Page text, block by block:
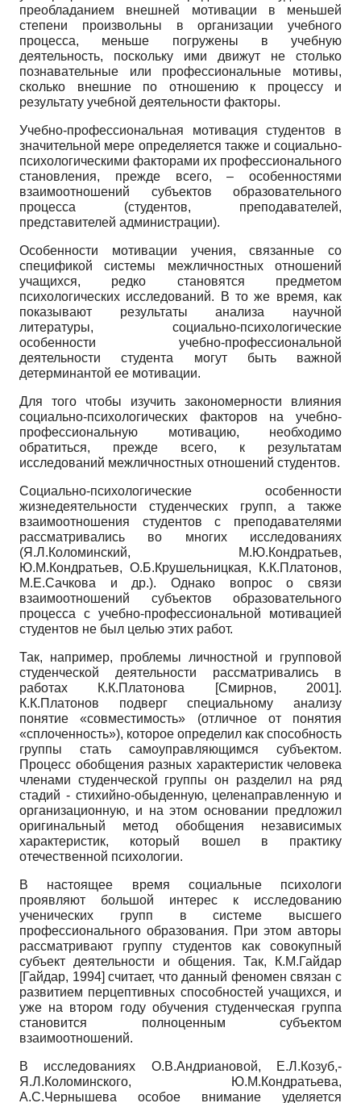
преобладанием внешней мотивации в меньшей
степени произвольны в организации учебного
процесса, меньше погружены в учебную
деятельность, поскольку ими движут не столько
познавательные или профессиональные мотивы,
сколько внешние по отношению к процессу и
результату учебной деятельности факторы.
Учебно-профессиональная мотивация студентов в
значительной мере определяется также и социально-
психологическими факторами их профессионального
становления, прежде всего, – особенностями
взаимоотношений субъектов образовательного
процесса (студентов, преподавателей,
представителей администрации).
Особенности мотивации учения, связанные со
спецификой системы межличностных отношений
учащихся, редко становятся предметом
психологических исследований. В то же время, как
показывают результаты анализа научной
литературы, социально-психологические
особенности учебно-профессиональной
деятельности студента могут быть важной
детерминантой ее мотивации.
Для того чтобы изучить закономерности влияния
социально-психологических факторов на учебно-
профессиональную мотивацию, необходимо
обратиться, прежде всего, к результатам
исследований межличностных отношений студентов.
Социально-психологические особенности
жизнедеятельности студенческих групп, а также
взаимоотношения студентов с преподавателями
рассматривались во многих исследованиях
(Я.Л.Коломинский, М.Ю.Кондратьев,
Ю.М.Кондратьев, О.Б.Крушельницкая, К.К.Платонов,
М.Е.Сачкова и др.). Однако вопрос о связи
взаимоотношений субъектов образовательного
процесса с учебно-профессиональной мотивацией
студентов не был целью этих работ.
Так, например, проблемы личностной и групповой
студенческой деятельности рассматривались в
работах К.К.Платонова
[Смирнов, 2001].
К.К.Платонов подверг специальному анализу
понятие «совместимость» (отличное от понятия
«сплоченность»), которое определил как способность
группы стать самоуправляющимся субъектом.
Процесс обобщения разных характеристик человека
членами студенческой группы он разделил на ряд
стадий - стихийно-обыденную, целенаправленную и
организационную, и на этом основании предложил
оригинальный метод обобщения независимых
характеристик, который вошел в практику
отечественной психологии.
В настоящее время социальные психологи
проявляют большой интерес к исследованию
ученических групп в системе высшего
профессионального образования. При этом авторы
рассматривают группу студентов как совокупный
субъект деятельности и общения. Так, К.М.Гайдар
[Гайдар, 1994] считает, что данный феномен связан с
развитием перцептивных способностей учащихся, и
уже на втором году обучения студенческая группа
становится полноценным субъектом
взаимоотношений.
В исследованиях О.В.Андриановой, Е.Л.Козуб,­
Я.Л.Коломинского, Ю.М.Кондратьева,
А.С.Чернышева особое внимание уделяется